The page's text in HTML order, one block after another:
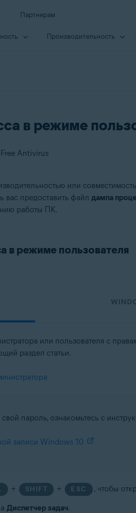
Партнерам
Производи­тельность
в режиме
Antivirus
или
вас предоставить файл дампа
работы ПК.
в режиме пользователя
или пользователя с
раздел статьи.
пароль, ознакомьтесь с
записи Windows 10
+ SHIFT + ESC , чтобы
Диспетчер задач.